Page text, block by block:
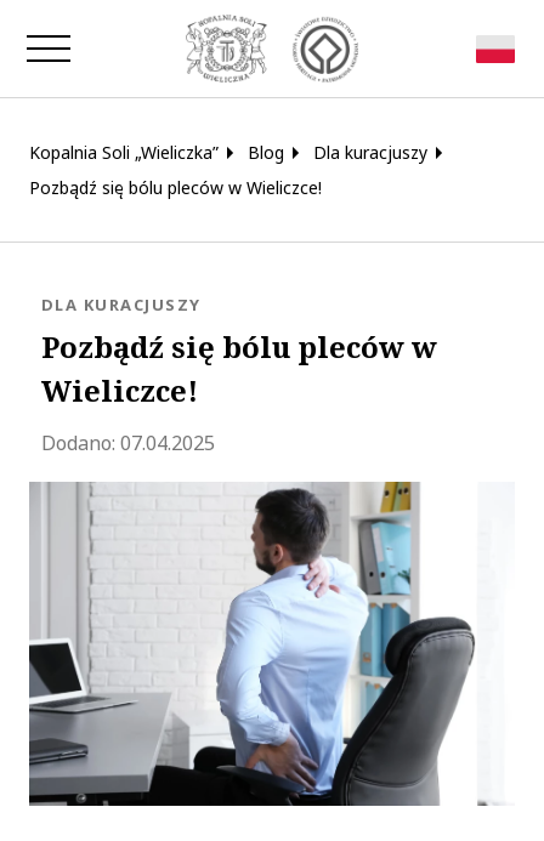
Zamknij okno
Kopalnia Soli „Wieliczka” Blog
Dla kuracjuszy
Pozbądź się bólu pleców w Wieliczce!
Pozbądź się bólu pleców w
Wieliczce!
KATEGORIA:
DLA KURACJUSZY
Dodano: 07.04.2025Zaktualizowano 2025-04-11 14:10:11